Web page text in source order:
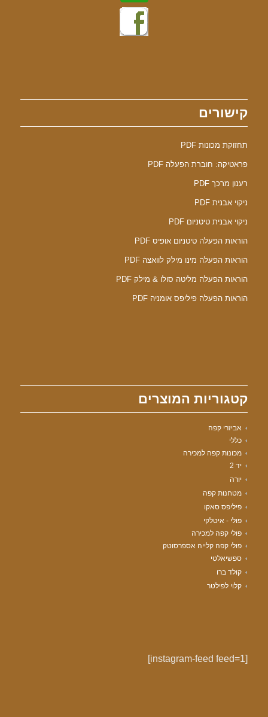
קישורים
תחזוקת מכונות PDF
פראטיקה: חוברת הפעלה PDF
רענון מרכך PDF
ניקוי אבנית PDF
ניקוי אבנית טיטניום PDF
הוראות הפעלה טיטניום אופיס PDF
הוראות הפעלה מינו מילק לוואצה PDF
הוראות הפעלה מליטה סולו & מילק PDF
הוראות הפעלה פיליפס אומניה PDF
קטגוריות המוצרים
אביזרי קפה
כללי
מכונות קפה למכירה
יד 2
יורה
מטחנות קפה
פיליפס סאקו
פולי - איטלקי
פולי קפה למכירה
פולי קפה קלייה אספרסוטק
ספשיאלטי
קולד ברו
קלוי לפילטר
[instagram-feed feed=1]